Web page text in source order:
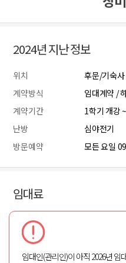
2024년 지난 정보
위치
후문/기숙사
계약방식
임대계약 /
계약기간
1학기 개강
난방
심야전기
방문예약
모든 요일
임대료
임대인(관리인)이 아직 2026년